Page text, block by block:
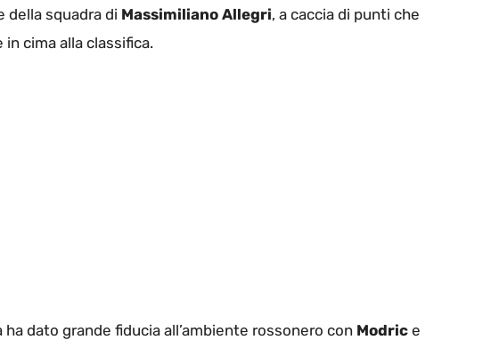
della squadra di Massimiliano Allegri, a caccia di punti che
cima alla classifica.
dato grande fiducia all’ambiente rossonero con Modric e